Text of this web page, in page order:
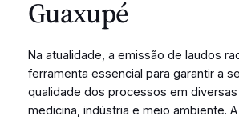
Guaxupé
Na atualidade, a emissão de laudos
ferramenta essencial para garantir a
qualidade dos processos em diversas
medicina, indústria e meio ambiente.